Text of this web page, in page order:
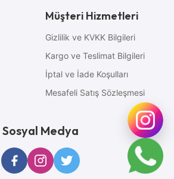
Müşteri Hizmetleri
Gizlilik ve KVKK Bilgileri
Kargo ve Teslimat Bilgileri
İptal ve İade Koşulları
Mesafeli Satış Sözleşmesi
Sosyal Medya